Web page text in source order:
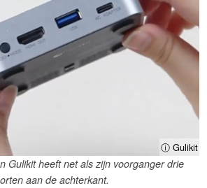
ⓘ Gulikit
Gulikit heeft net als zijn voorganger drie
aan de achterkant.